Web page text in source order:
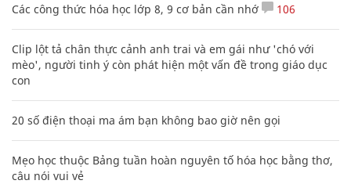
Các công thức hóa học lớp 8, 9 cơ bản cần nhớ 106
Clip lột tả chân thực cảnh anh trai và em gái như 'chó với
mèo', người tinh ý còn phát hiện một vấn đề trong giáo dục
con
20 số điện thoại ma ám bạn không bao giờ nên gọi
Mẹo học thuộc Bảng tuần hoàn nguyên tố hóa học bằng thơ,
câu nói vui vẻ